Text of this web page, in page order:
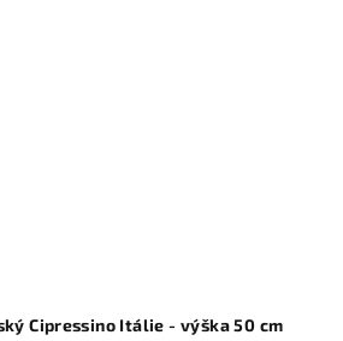
Cipressino Itálie - výška 50 cm